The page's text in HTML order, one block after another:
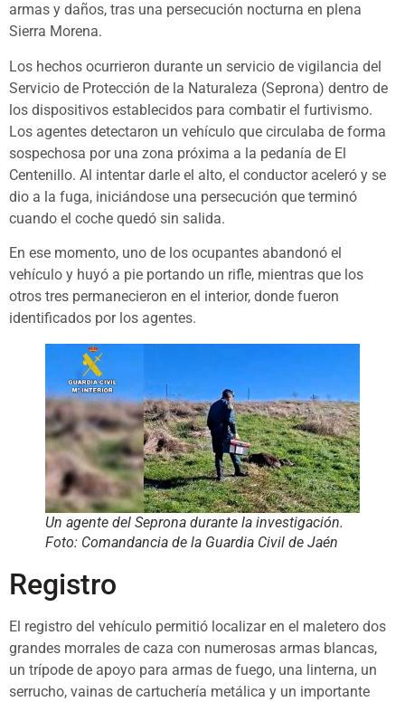
armas y daños, tras una persecución nocturna en plena
Sierra Morena.
Los hechos ocurrieron durante un servicio de vigilancia del
Servicio de Protección de la Naturaleza (Seprona) dentro de
los dispositivos establecidos para combatir el furtivismo.
Los agentes detectaron un vehículo que circulaba de forma
sospechosa por una zona próxima a la pedanía de El
Centenillo. Al intentar darle el alto, el conductor aceleró y se
dio a la fuga, iniciándose una persecución que terminó
cuando el coche quedó sin salida.
En ese momento, uno de los ocupantes abandonó el
vehículo y huyó a pie portando un rifle, mientras que los
otros tres permanecieron en el interior, donde fueron
identificados por los agentes.
Un agente del Seprona durante la investigación.
Foto: Comandancia de la Guardia Civil de Jaén
Registro
El registro del vehículo permitió localizar en el maletero dos
grandes morrales de caza con numerosas armas blancas,
un trípode de apoyo para armas de fuego, una linterna, un
serrucho, vainas de cartuchería metálica y un importante